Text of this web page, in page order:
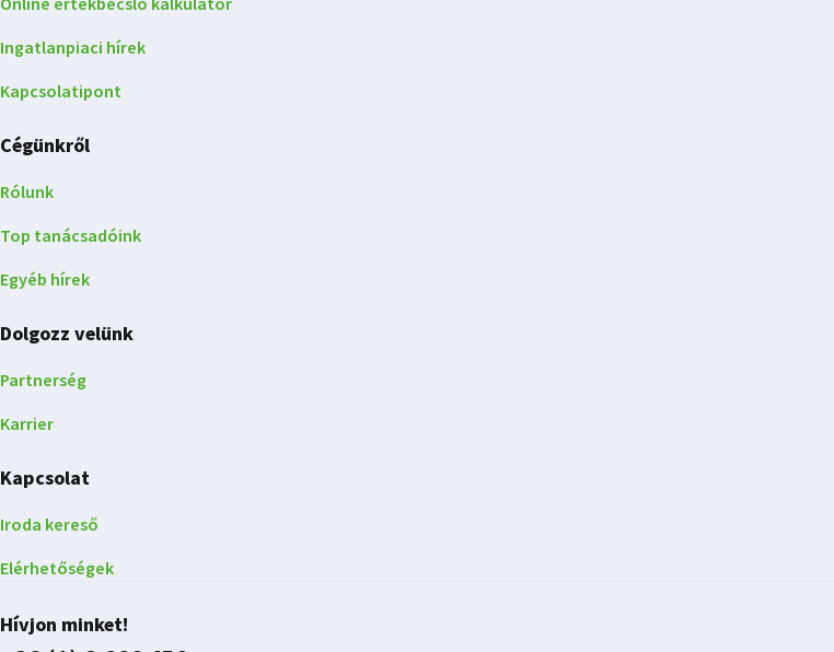
Ingatlanpiaci hírek
Kapcsolatipont
Cégünkről
Rólunk
Top tanácsadóink
Egyéb hírek
Dolgozz velünk
Partnerség
Karrier
Kapcsolat
Iroda kereső
Elérhetőségek
Hívjon minket!